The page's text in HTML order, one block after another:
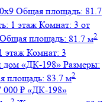
Общая площадь: 81.7
1 этаж Комнат: 3 от
Общая площадь: 81.7 м2
1 этаж Комнат: 3
дом «ДК-198» Размеры:
площадь: 83.7 м2
000 ₽ «ДК-198»